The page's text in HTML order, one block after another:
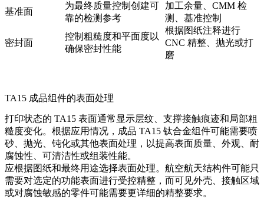
基准面
为最终质量控制创建可
靠的检测参考
加工余量、CMM 检
测、基准控制
密封面
控制粗糙度和平面度以
确保密封性能
根据图纸注释进行
CNC 精整、抛光或打
磨
TA15 成品组件的表面处理
打印状态的 TA15 表面通常显示层纹、支撑接触痕迹和局部粗
糙度变化。根据应用情况，成品 TA15 钛合金组件可能需要喷
砂、抛光、钝化或其他表面处理 ，以提高表面质量、外观、耐
腐蚀性、可清洁性或组装性能。
应根据图纸和最终用途选择表面处理。航空航天结构件可能只
需要对选定的功能表面进行受控精整，而可见外壳、接触区域
或对腐蚀敏感的零件可能需要更详细的精整要求。